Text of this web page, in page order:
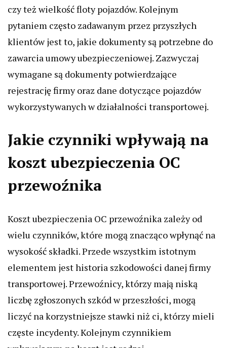
czy też wielkość floty pojazdów. Kolejnym
pytaniem często zadawanym przez przyszłych
klientów jest to, jakie dokumenty są potrzebne do
zawarcia umowy ubezpieczeniowej. Zazwyczaj
wymagane są dokumenty potwierdzające
rejestrację firmy oraz dane dotyczące pojazdów
wykorzystywanych w działalności transportowej.
Jakie czynniki wpływają na
koszt ubezpieczenia OC
przewoźnika
Koszt ubezpieczenia OC przewoźnika zależy od
wielu czynników, które mogą znacząco wpłynąć na
wysokość składki. Przede wszystkim istotnym
elementem jest historia szkodowości danej firmy
transportowej. Przewoźnicy, którzy mają niską
liczbę zgłoszonych szkód w przeszłości, mogą
liczyć na korzystniejsze stawki niż ci, którzy mieli
częste incydenty. Kolejnym czynnikiem